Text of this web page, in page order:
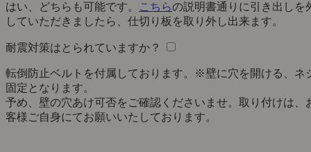
はい、どちらも可能です。 こちらの説明書通りに引き出しを
していただきましたら、仕切り板を取り外し出来ます。
耐震対策はとられていますか？
転倒防止ベルトを付属しております。※壁に穴を開ける、ネ
固定となります。
予め、壁の穴あけ可否をご確認くださいませ。取り付けは、
客様ご自身にてお願いいたしております。